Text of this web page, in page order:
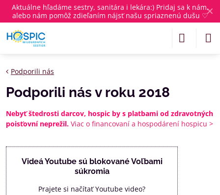
✕
Aktuálne hľadáme sestry, sanitára i lekára:) Pridaj sa k nám,
alebo nám pomôž zdieľaním nájsť našu spriaznenú dušu ♡
Podporili nás
Podporili nás v roku 2018
Nebyť štedrosti darcov, hospic by s platbami od zdravotných
poisťovní neprežil. Viac o financovaní a hospodárení hospicu >
Videá Youtube sú blokované Voľbami
súkromia
Prajete si načítať Youtube video?